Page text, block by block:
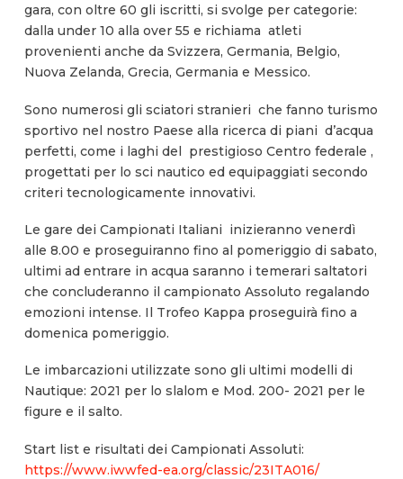
gara, con oltre 60 gli iscritti, si svolge per categorie:
dalla under 10 alla over 55 e richiama atleti
provenienti anche da Svizzera, Germania, Belgio,
Nuova Zelanda, Grecia, Germania e Messico.
Sono numerosi gli sciatori stranieri che fanno turismo
sportivo nel nostro Paese alla ricerca di piani d’acqua
perfetti, come i laghi del prestigioso Centro federale ,
progettati per lo sci nautico ed equipaggiati secondo
criteri tecnologicamente innovativi.
Le gare dei Campionati Italiani inizieranno venerdì
alle 8.00 e proseguiranno fino al pomeriggio di sabato,
ultimi ad entrare in acqua saranno i temerari saltatori
che concluderanno il campionato Assoluto regalando
emozioni intense. Il Trofeo Kappa proseguirà fino a
domenica pomeriggio.
Le imbarcazioni utilizzate sono gli ultimi modelli di
Nautique: 2021 per lo slalom e Mod. 200- 2021 per le
figure e il salto.
Start list e risultati dei Campionati Assoluti:
https://www.iwwfed-ea.org/classic/23ITA016/